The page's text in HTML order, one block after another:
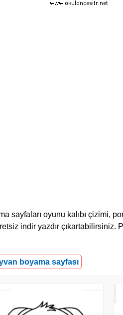
sayfaları oyunu kalıbı çizimi,
indir yazdır çıkartabilirsiniz.
boyama sayfası